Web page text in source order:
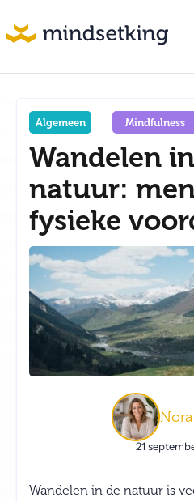
Algemeen Mindfulness
Wandelen
natuur:
fysieke
21
Wandelen in de natuur is